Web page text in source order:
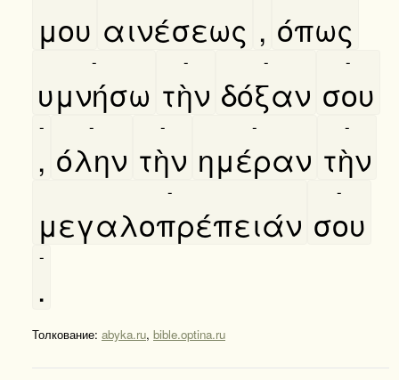
μου αινέσεως , όπως
υμνήσω
-
τὴν
-
δόξαν
-
σου
-
,
-
όλην
-
τὴν
-
ημέραν
-
τὴν
-
μεγαλοπρέπειάν
-
σου
-
.
-
Толкование: abyka.ru, bible.optina.ru